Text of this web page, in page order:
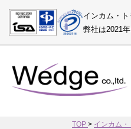
インカム・
弊社は2021
TOP > インカム